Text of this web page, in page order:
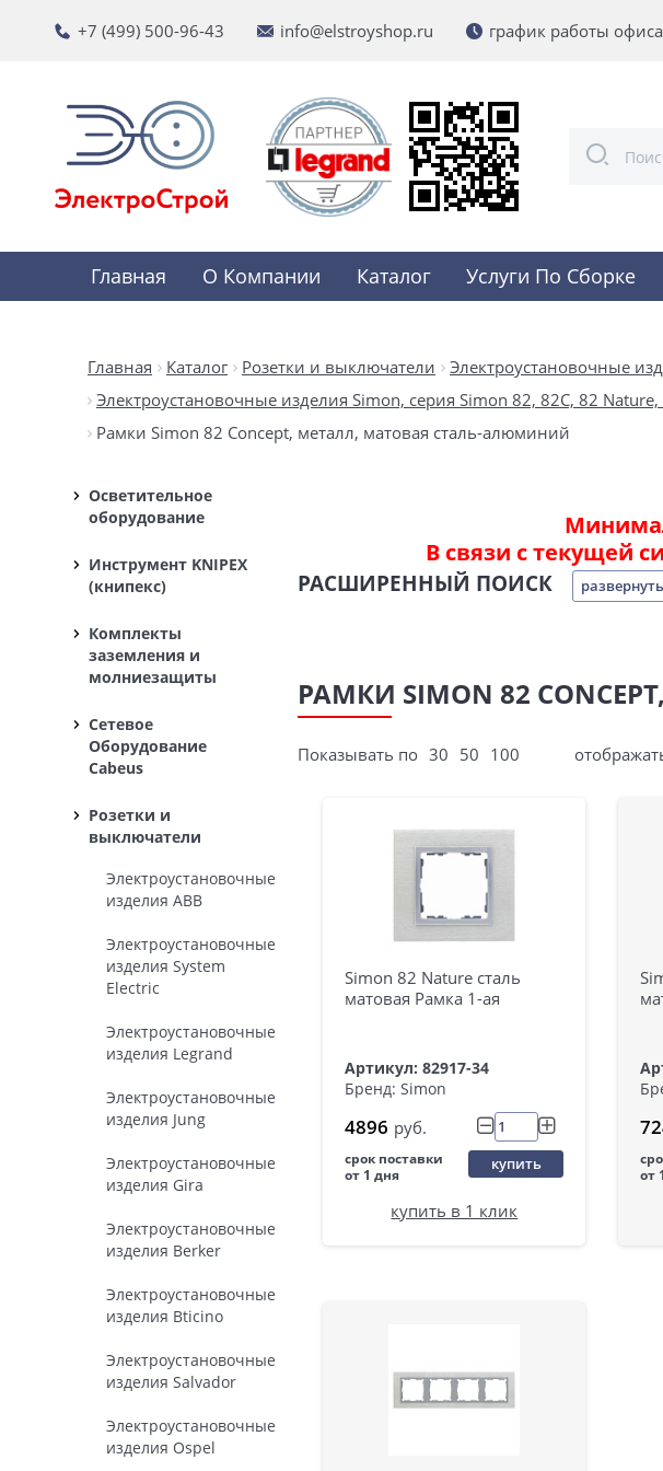
+7 (499) 500-96-43 info@elstroyshop.ru график работы
Главная О Компании Каталог Услуги По Сборке
Главная Каталог Розетки и выключатели
Электроустановочные
Электроустановочные изделия Simon, серия Simon 82, 82С, 82
Рамки Simon 82 Concept, металл, матовая сталь-алюминий
Осветительное
оборудование
Инструмент KNIPEX
(книпекс)
Комплекты
заземления и
молниезащиты
Сетевое
Оборудование
Cabeus
Розетки и
выключатели
Электроустановочные
изделия ABB
Электроустановочные
изделия System
Electric
Электроустановочные
изделия Legrand
Электроустановочные
изделия Jung
Электроустановочные
изделия Gira
Электроустановочные
изделия Berker
Электроустановочные
изделия Bticino
Электроустановочные
изделия Salvador
Электроустановочные
изделия Ospel
В связи с текущей
РАСШИРЕННЫЙ ПОИСК
РАМКИ SIMON 82
Показывать по 30 50 100
Simon 82 Nature сталь
матовая Рамка 1-ая
Артикул: 82917-34
Бренд: Simon
4896 руб.
срок поставки
от 1 дня
купить
купить в 1 клик
от